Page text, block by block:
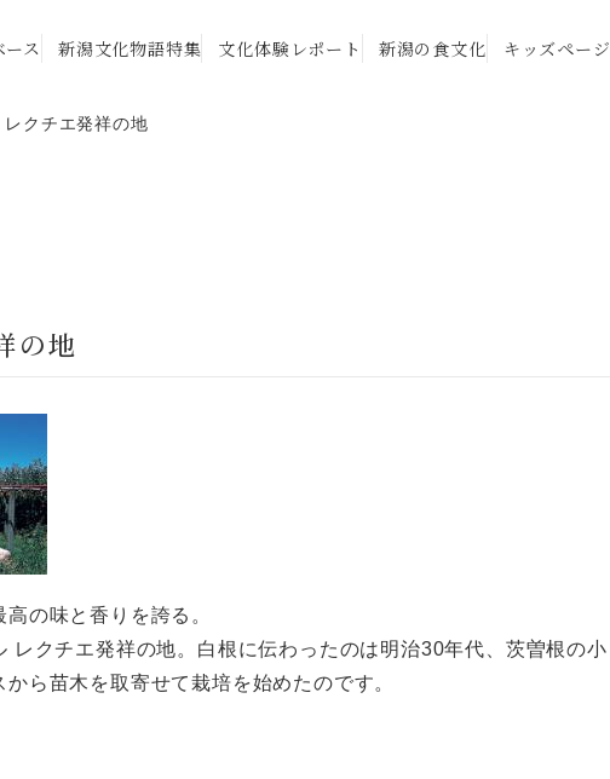
ス 新潟文化物語特集 文化体験レポート 新潟の食文化 キッズページ
レクチエ発祥の地
の地
の味と香りを誇る。
レクチエ発祥の地。白根に伝わったのは明治30年代、茨曽根の小
ら苗木を取寄せて栽培を始めたのです。